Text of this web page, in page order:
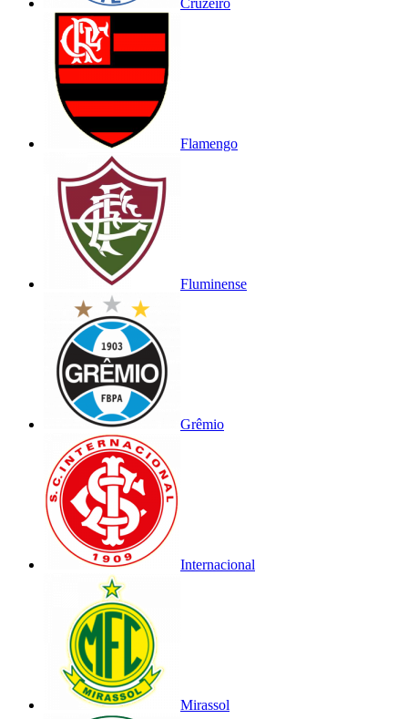
Cruzeiro
Flamengo
Fluminense
Grêmio
Internacional
Mirassol